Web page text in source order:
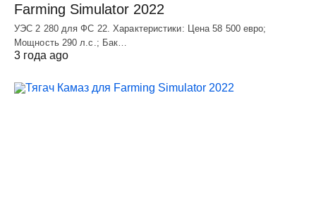
Farming Simulator 2022
УЭC 2 280 для ФС 22. Характеристики: Цена 58 500 евро;
Мощность 290 л.с.; Бак…
3 года ago